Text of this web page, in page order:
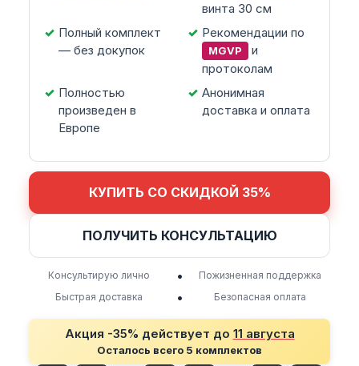
винта 30 см
Полный комплект
— без докупок
Рекомендации по
MGVP
и
протоколам
Полностью
произведен в
Европе
Анонимная
доставка и оплата
КУПИТЬ СО СКИДКОЙ 35%
ПОЛУЧИТЬ КОНСУЛЬТАЦИЮ
Консультирую лично •
Пожизненная поддержка
Быстрая доставка
• Безопасная оплата
Акция -35% действует до 11 августа
Осталось всего 5 комплектов